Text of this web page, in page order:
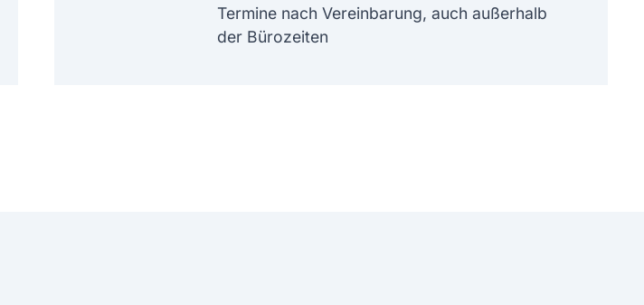
Termine nach Vereinbarung, auch außerhalb
der Bürozeiten